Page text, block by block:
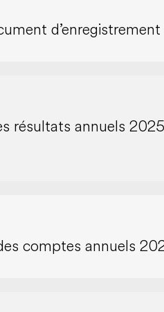
résultats annuels
comptes annuels